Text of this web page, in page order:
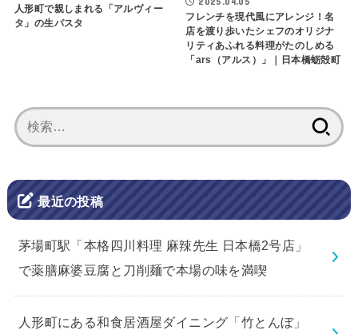
人形町で親しまれる「アルヴィー
タ」の生パスタ
フレンチを現代風にアレンジ！名
店を渡り歩いたシェフのオリジナ
リティあふれる料理がたのしめる
「ars（アルス）」｜日本橋蛎殻町
索:
最近の投稿
茅場町駅「本格四川料理 麻辣先生 日本橋2号店」
で薬膳麻婆豆腐と刀削麺で本場の味を満喫
人形町にある和食居酒屋ダイニング「竹とんぼ」